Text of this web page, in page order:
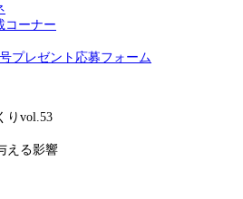
コーナー
プレゼント応募フォーム
りvol.53
える影響